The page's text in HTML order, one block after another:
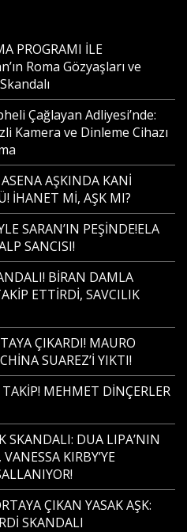
PROGRAMI İLE
Roma Gözyaşları ve
Çağlayan Adliyesi’nde:
Kamera ve Dinleme Cihazı
AŞKINDA KANİ
İHANET Mİ, AŞK MI?
SARAN’IN PEŞİNDE!ELA
SANCISI!
BİRAN DAMLA
ETTİRDİ, SAVCILIK
ÇIKARDI! MAURO
SUAREZ’İ YIKTI!
TAKİP! MEHMET DİNÇERLER
SKANDALI: DUA LIPA’NIN
KIRBY’YE
ÇIKAN YASAK AŞK:
SKANDALI